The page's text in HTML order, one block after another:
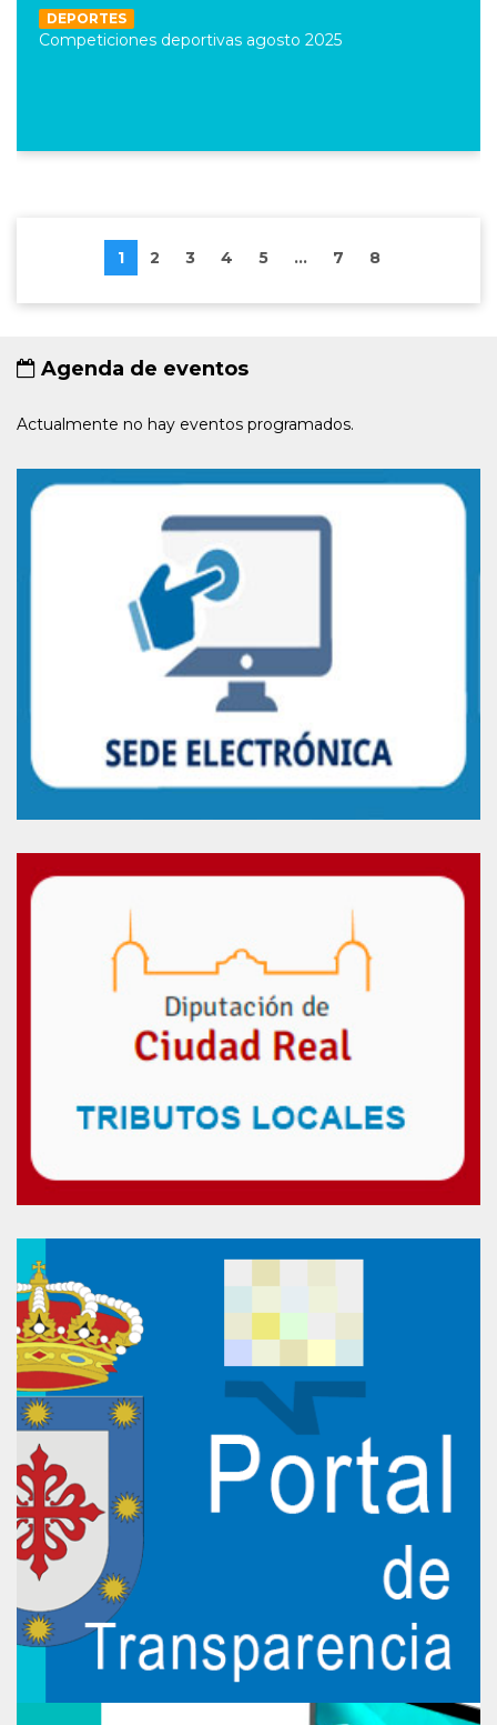
DEPORTES
Competiciones deportivas agosto 2025
1 2 3 4 5 ... 7 8
Agenda de eventos
Actualmente no hay eventos programados.